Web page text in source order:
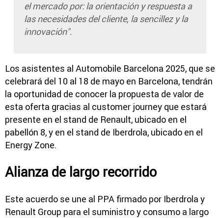
el mercado por: la orientación y respuesta a
las necesidades del cliente, la sencillez y la
innovación".
Los asistentes al Automobile Barcelona 2025, que se
celebrará del 10 al 18 de mayo en Barcelona, tendrán
la oportunidad de conocer la propuesta de valor de
esta oferta gracias al customer journey que estará
presente en el stand de Renault, ubicado en el
pabellón 8, y en el stand de Iberdrola, ubicado en el
Energy Zone.
Alianza de largo recorrido
Este acuerdo se une al PPA firmado por Iberdrola y
Renault Group para el suministro y consumo a largo